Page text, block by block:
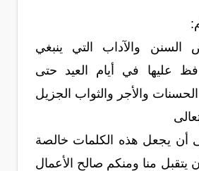
والآداب التي ينبغي
عليها في أيام العيد حتى
والأجر والثواب الجزيل
أن يجعل هذه الكلمات خالصة
يتقبل منا ومنكم صالح الأعمال